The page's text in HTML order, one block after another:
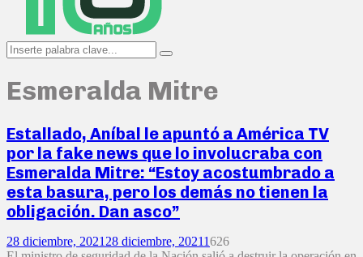
Search
for:
Search
Esmeralda Mitre
Estallado, Aníbal le apuntó a América TV
por la fake news que lo involucraba con
Esmeralda Mitre: “Estoy acostumbrado a
esta basura, pero los demás no tienen la
obligación. Dan asco”
28 diciembre, 2021 28 diciembre, 20211626